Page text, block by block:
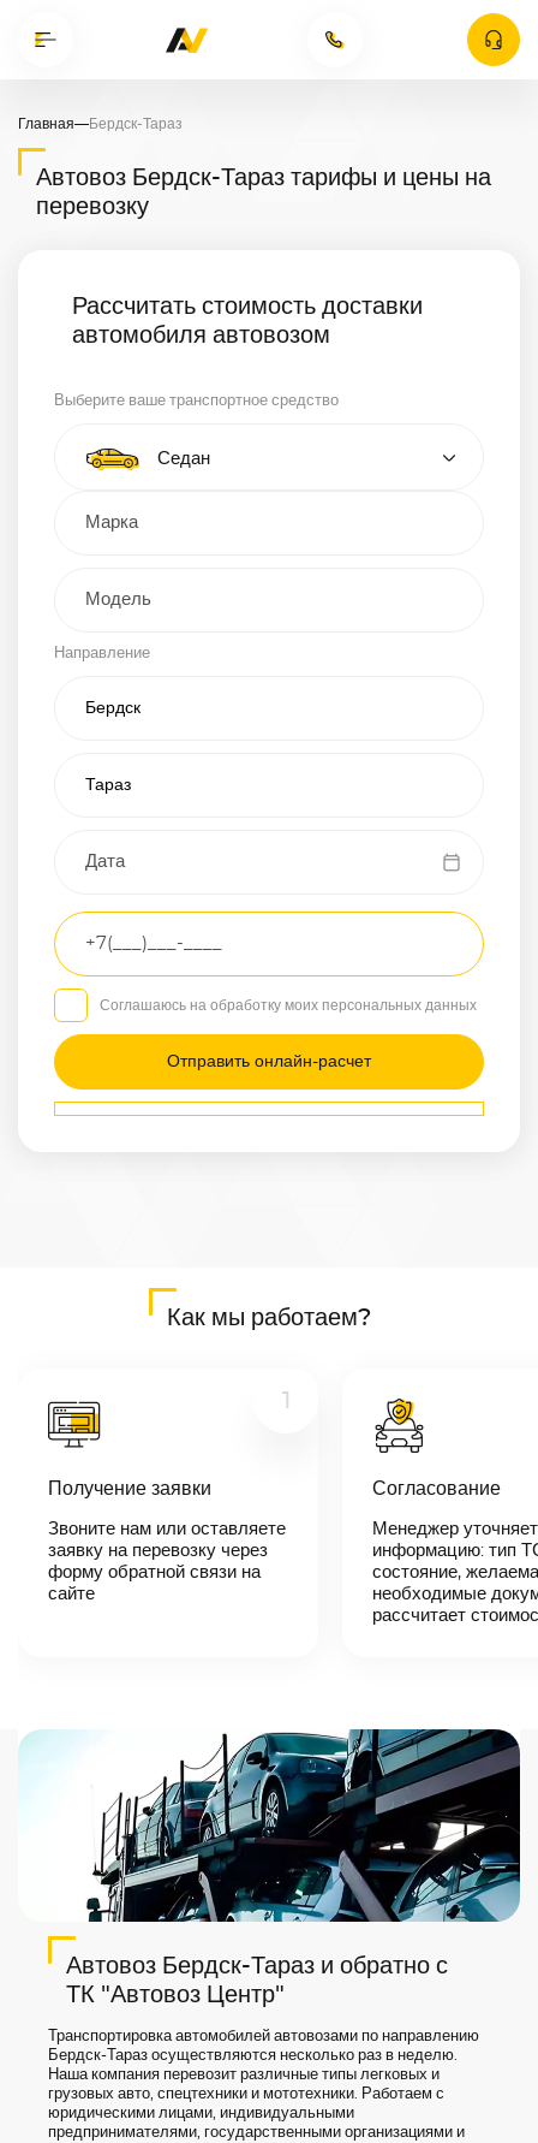
Главная—Бердск-Тараз
Автовоз Бердск-Тараз тарифы и цены на
перевозку
Рассчитать стоимость доставки
автомобиля автовозом
Выберите ваше транспортное средство
Тип автомобиля
Седан
Кроссовер
Грузовой
Другое
Направление
Транспортное
средство
Седан
/
Маршрут
Бердск —
менеджер-
свяжется с
вами,
согласует
детали
автоперевозки,
Соглашаюсь на обработку моих персональных данных
Как мы работаем?
1
Получение заявки
Звоните нам или оставляете
заявку на перевозку через
форму обратной связи на
сайте
Согласование
Менеджер уточняет
информацию: тип
состояние,
необходимые
рассчитает
Автовоз Бердск-Тараз и обратно с
ТК "Автовоз Центр"
Транспортировка автомобилей автовозами по направлению
Бердск-Тараз осуществляются несколько раз в неделю.
Наша компания перевозит различные типы легковых и
грузовых авто, спецтехники и мототехники. Работаем с
юридическими лицами, индивидуальными
предпринимателями, государственными организациями и